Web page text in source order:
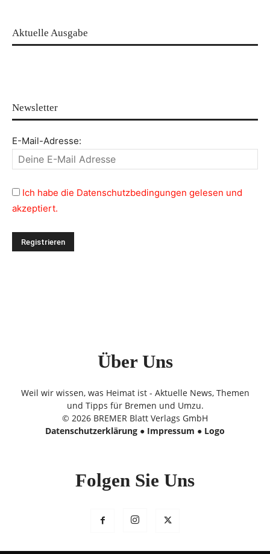
Aktuelle Ausgabe
Newsletter
E-Mail-Adresse:
Ich habe die Datenschutzbedingungen gelesen und
akzeptiert.
Über Uns
Weil wir wissen, was Heimat ist - Aktuelle News, Themen
und Tipps für Bremen und Umzu.
© 2026 BREMER Blatt Verlags GmbH
Datenschutzerklärung ● Impressum ● Logo
Folgen Sie Uns